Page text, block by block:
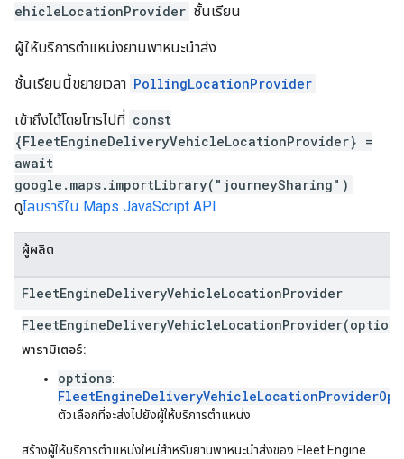
ehicleLocationProvider ชั้นเรียน
ผู้ให้บริการตำแหน่งยานพาหนะนำส่ง
ชั้นเรียนนี้ขยายเวลา PollingLocationProvider
เข้าถึงได้โดยโทรไปที่ const
{FleetEngineDeliveryVehicleLocationProvider} =
await
google.maps.importLibrary("journeySharing")
ดูไลบรารีใน Maps JavaScript API
ผู้ผลิต
FleetEngineDeliveryVehicleLocationProvider
พารามิเตอร์:
options:
ตัวเลือกที่จะส่งไปยังผู้ให้บริการตำแหน่ง
สร้างผู้ให้บริการตำแหน่งใหม่สำหรับยานพาหนะนำส่งของ Fleet Engine